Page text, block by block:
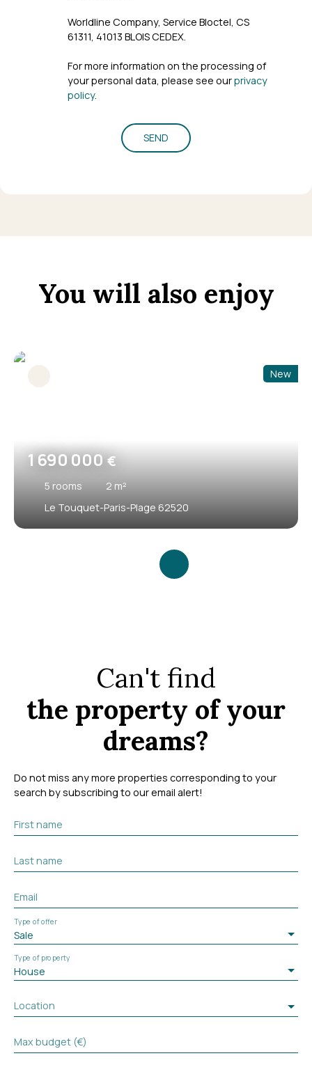
Worldline Company, Service Bloctel, CS
61311, 41013 BLOIS CEDEX.
For more information on the processing of
your personal data, please see ourprivacy
policy.
SEND
You will also enjoy
1 690 000€
5 rooms 2 m²
Le Touquet-Paris-Plage 62520
New
Can't find
the property of your
dreams?
Do not miss any more properties corresponding to your
search by subscribing to our email alert!
First name
Last name
Email
Sale
Type of offer
House
Type of property
Location
Max budget (€)